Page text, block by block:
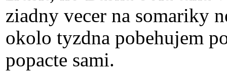
ziadny vecer na somariky
okolo tyzdna pobehujem
popacte sami.